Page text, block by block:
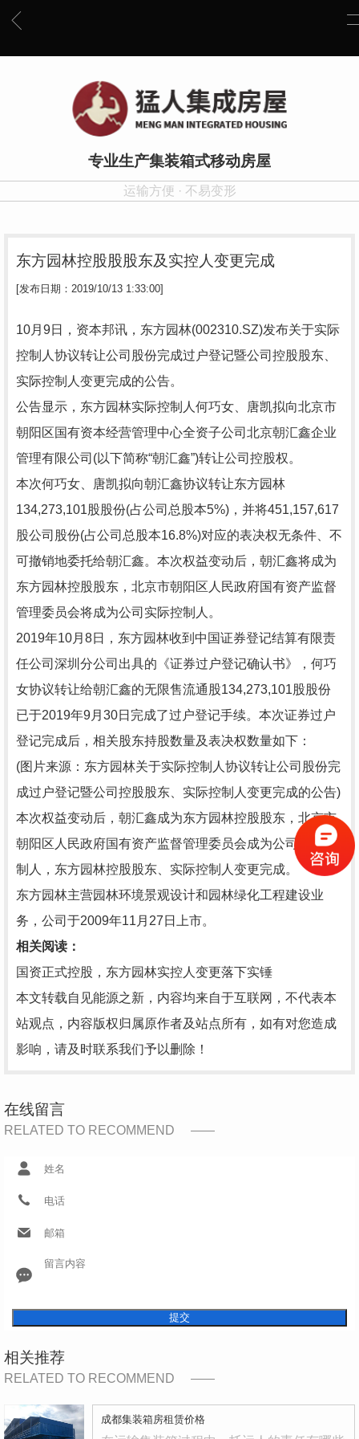
专业生产集装箱式移动房屋
运输方便 · 不易变形
东方园林控股股股东及实控人变更完成
[发布日期：2019/10/13 1:33:00]
10月9日，资本邦讯，东方园林(002310.SZ)发布关于实际
控制人协议转让公司股份完成过户登记暨公司控股股东、
实际控制人变更完成的公告。
公告显示，东方园林实际控制人何巧女、唐凯拟向北京市
朝阳区国有资本经营管理中心全资子公司北京朝汇鑫企业
管理有限公司(以下简称“朝汇鑫”)转让公司控股权。
本次何巧女、唐凯拟向朝汇鑫协议转让东方园林
134,273,101股股份(占公司总股本5%)，并将451,157,617
股公司股份(占公司总股本16.8%)对应的表决权无条件、不
可撤销地委托给朝汇鑫。本次权益变动后，朝汇鑫将成为
东方园林控股股东，北京市朝阳区人民政府国有资产监督
管理委员会将成为公司实际控制人。
2019年10月8日，东方园林收到中国证券登记结算有限责
任公司深圳分公司出具的《证券过户登记确认书》，何巧
女协议转让给朝汇鑫的无限售流通股134,273,101股股份
已于2019年9月30日完成了过户登记手续。本次证券过户
登记完成后，相关股东持股数量及表决权数量如下：
(图片来源：东方园林关于实际控制人协议转让公司股份完
成过户登记暨公司控股股东、实际控制人变更完成的公告)
本次权益变动后，朝汇鑫成为东方园林控股股东，北京市
朝阳区人民政府国有资产监督管理委员会成为公司实际控
制人，东方园林控股股东、实际控制人变更完成。
东方园林主营园林环境景观设计和园林绿化工程建设业
务，公司于2009年11月27日上市。
相关阅读：
国资正式控股，东方园林实控人变更落下实锤
本文转载自见能源之新，内容均来自于互联网，不代表本
站观点，内容版权归属原作者及站点所有，如有对您造成
影响，请及时联系我们予以删除！
在线留言
RELATED TO RECOMMEND
提交
相关推荐
RELATED TO RECOMMEND
成都集装箱房租赁价格